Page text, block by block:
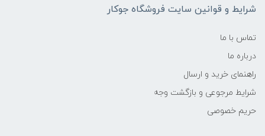
شرایط و قوانین سایت فروشگاه جوکار
تماس با ما
درباره ما
راهنمای خرید و ارسال
شرایط مرجوعی و بازگشت وجه
حریم خصوصی